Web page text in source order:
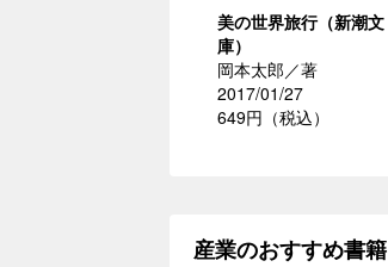
美の世界旅行（新潮文
庫）
岡本太郎／著
2017/01/27
649円（税込）
産業のおすすめ書籍